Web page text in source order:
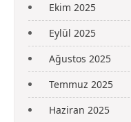
Ekim 2025
Eylül 2025
Ağustos 2025
Temmuz 2025
Haziran 2025